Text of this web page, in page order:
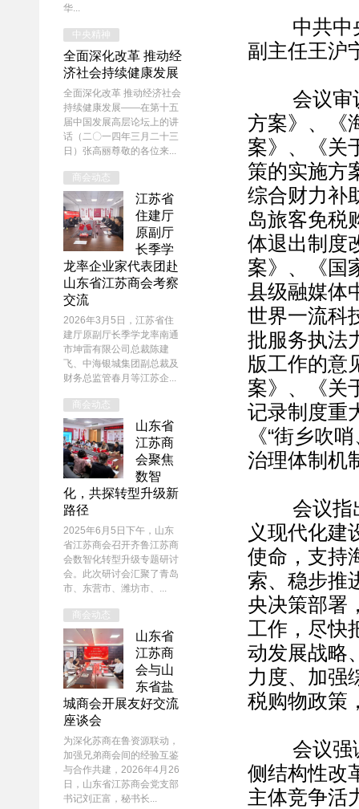
华...
中央精神
全面深化改革 推动经
济社会持续健康发展
全面深化改革 推动经济社会
持续健康发展——在第十五
届中国发展高层论坛上的讲
话（二〇一四年三月二十三
日）张高丽尊敬的各位来...
商会动态
江苏省
住建厅
原副厅
长季学
龙率企业家代表团赴
山东省江苏商会考察
交流
2026年3月5日，江苏省住
建厅原副厅长季学龙率南通
市坤雷有限公司总裁陈建
飞、中海银城集团副总裁及
财务总监管春月等江苏企...
商会动态
山东省
江苏商
会聚焦
数智
化，共探转型升级新
路径
2025年6月5日下午，山东
省江苏商会召开齐鲁江苏商
会数智化转型升级专题研讨
会。此次研讨会汇聚了青岛
市、东营市、潍坊市、...
商会动态
山东省
江苏商
会与山
东省盐
城商会开展友好交流
座谈会
为深化苏商在鲁资源联动，
加强兄弟商会间的经验互鉴
与合作共建，2026年4月26
日，山东省江苏商会党支部
书记刘正富，秘书长...
中共中央
副主任王沪
会议审议
方案》、《
案》、《关
策的实施方
综合财力补
岛旅客免税
体退出制度
案》、《国
县级融媒体
世界一流科
批服务执法
版工作的意
案》、《关
记录制度重
《“街乡吹
治理体制机
会议指出
义现代化建
使命，支持
索、稳步推
央决策部署
工作，尽快
动发展战略
力度、加强
税购物政策
会议强调
侧结构性改
主体竞争活